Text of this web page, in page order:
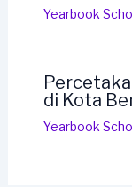
Yearbook
di Kota
Yearbook